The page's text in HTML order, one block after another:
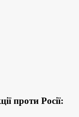
проти Росії: